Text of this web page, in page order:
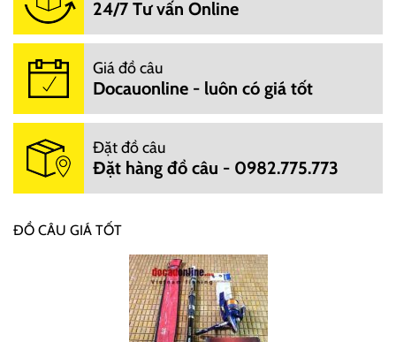
24/7 Tư vấn Online
Giá đồ câu
Docauonline - luôn có giá tốt
Đặt đồ câu
Đặt hàng đồ câu - 0982.775.773
ĐỒ CÂU GIÁ TỐT